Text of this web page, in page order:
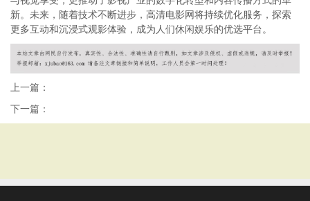
新。未来，随着技术不断进步，高清电影网将持续优化服务，探索
更多互动和沉浸式观影体验，成为人们休闲娱乐的优选平台。
上一篇：
下一篇：